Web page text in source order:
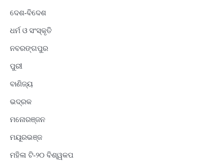
ଦେଶ-ବିଦେଶ
ଧର୍ମ ଓ ସଂସ୍କୃତି
ନବରଙ୍ଗପୁର
ପୁରୀ
ବାଣିଜ୍ୟ
ଭଦ୍ରକ
ମନୋରଞ୍ଜନ
ମୟୂରଭଞ୍ଜ
ମହିଳା ଟି-୨୦ ବିଶ୍ୱକପ